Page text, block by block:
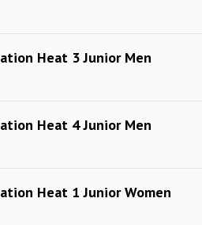
Heat 3 Junior Men
Heat 4 Junior Men
Heat 1 Junior Women